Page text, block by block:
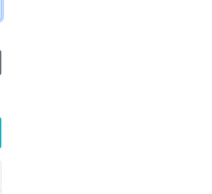
contraseña